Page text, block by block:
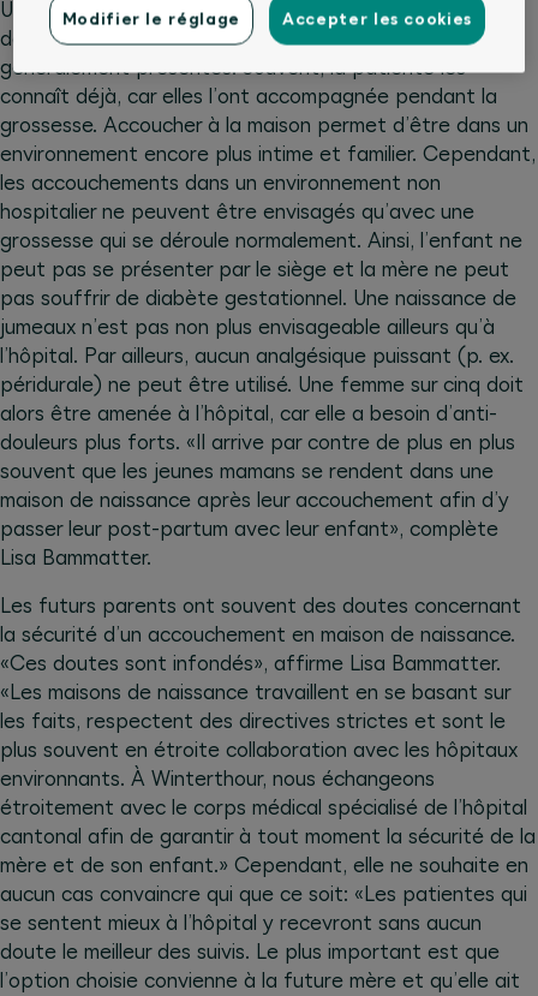
Un accouchement dans une maison de naissance est
donc plus personnel. Une ou deux sages-femmes sont
généralement présentes. Souvent, la patiente les
connaît déjà, car elles l’ont accompagnée pendant la
grossesse. Accoucher à la maison permet d’être dans un
environnement encore plus intime et familier. Cependant,
les accouchements dans un environnement non
hospitalier ne peuvent être envisagés qu’avec une
grossesse qui se déroule normalement. Ainsi, l’enfant ne
peut pas se présenter par le siège et la mère ne peut
pas souffrir de diabète gestationnel. Une naissance de
jumeaux n’est pas non plus envisageable ailleurs qu’à
l’hôpital. Par ailleurs, aucun analgésique puissant (p. ex.
péridurale) ne peut être utilisé. Une femme sur cinq doit
alors être amenée à l’hôpital, car elle a besoin d’anti-
douleurs plus forts. «Il arrive par contre de plus en plus
souvent que les jeunes mamans se rendent dans une
maison de naissance après leur accouchement afin d’y
passer leur post-partum avec leur enfant», complète
Lisa Bammatter.
Les futurs parents ont souvent des doutes concernant
la sécurité d’un accouchement en maison de naissance.
«Ces doutes sont infondés», affirme Lisa Bammatter.
«Les maisons de naissance travaillent en se basant sur
les faits, respectent des directives strictes et sont le
plus souvent en étroite collaboration avec les hôpitaux
environnants. À Winterthour, nous échangeons
étroitement avec le corps médical spécialisé de l’hôpital
cantonal afin de garantir à tout moment la sécurité de la
mère et de son enfant.» Cependant, elle ne souhaite en
aucun cas convaincre qui que ce soit: «Les patientes qui
se sentent mieux à l’hôpital y recevront sans aucun
doute le meilleur des suivis. Le plus important est que
l’option choisie convienne à la future mère et qu’elle ait
Modifier le réglage Accepter les cookies